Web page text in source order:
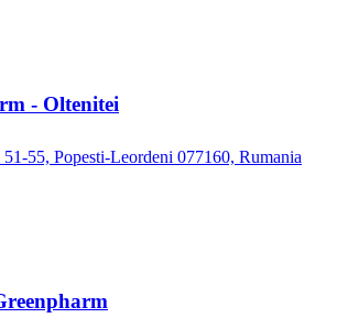
- Oltenitei
51-55, Popesti-Leordeni 077160, Rumania